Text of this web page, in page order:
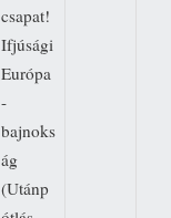
csapat!
Ifjúsági
Európa
-
bajnoks
ág
(Utánp